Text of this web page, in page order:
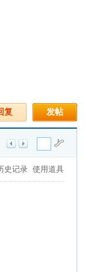
发帖
复
史记录 使用道具